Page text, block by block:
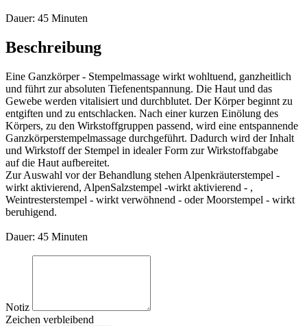
Dauer: 45 Minuten
Beschreibung
Eine Ganzkörper - Stempelmassage wirkt wohltuend, ganzheitlich
und führt zur absoluten Tiefenentspannung. Die Haut und das
Gewebe werden vitalisiert und durchblutet. Der Körper beginnt zu
entgiften und zu entschlacken. Nach einer kurzen Einölung des
Körpers, zu den Wirkstoffgruppen passend, wird eine entspannende
Ganzkörperstempelmassage durchgeführt. Dadurch wird der Inhalt
und Wirkstoff der Stempel in idealer Form zur Wirkstoffabgabe
auf die Haut aufbereitet.
Zur Auswahl vor der Behandlung stehen Alpenkräuterstempel -
wirkt aktivierend, AlpenSalzstempel -wirkt aktivierend - ,
Weintresterstempel - wirkt verwöhnend - oder Moorstempel - wirkt
beruhigend.
Dauer: 45 Minuten
Notiz
Zeichen verbleibend